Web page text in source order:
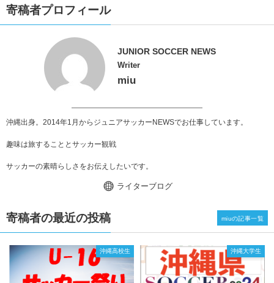
寄稿者プロフィール
JUNIOR SOCCER NEWS
Writer
miu
沖縄出身。2014年1月からジュニアサッカーNEWSでお仕事しています。
趣味は旅することとサッカー観戦
サッカーの素晴らしさをお伝えしたいです。
ライターブログ
寄稿者の最近の投稿
沖縄高校生 沖縄大学生
miuの記事一覧